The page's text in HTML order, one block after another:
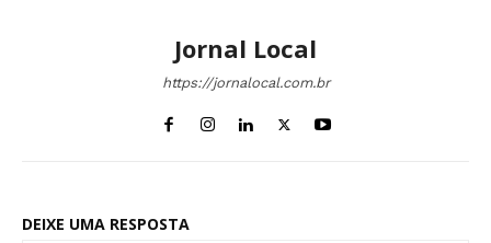
Jornal Local
https://jornalocal.com.br
DEIXE UMA RESPOSTA